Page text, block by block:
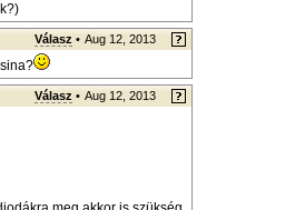
Válasz • Aug 12, 2013
Válasz • Aug 12, 2013